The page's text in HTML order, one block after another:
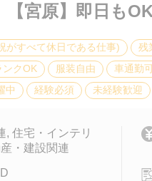
宮原】即日も
がすべて休日である仕事) 残
ンクOK 服装自由 車通勤
中 経験必須 未経験歓迎
, 住宅・インテリ
・建設関連